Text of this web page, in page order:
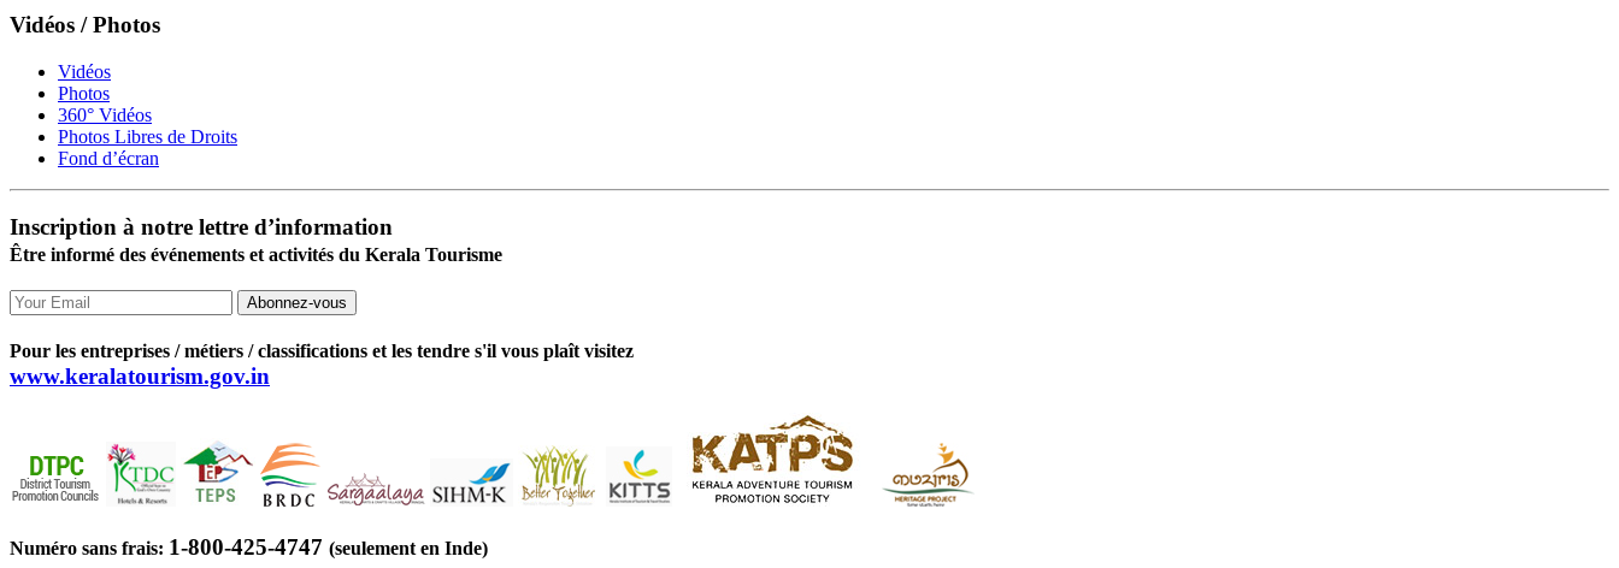
Vidéos / Photos
Vidéos
Photos
360° Vidéos
Photos Libres de Droits
Fond d’écran
Inscription à notre lettre d’information
Être informé des événements et activités du Kerala Tourisme
Abonnez-vous
Pour les entreprises / métiers / classifications et les tendre s'il vous plaît visitez
www.keralatourism.gov.in
Numéro sans frais: 1-800-425-4747 (seulement en Inde)